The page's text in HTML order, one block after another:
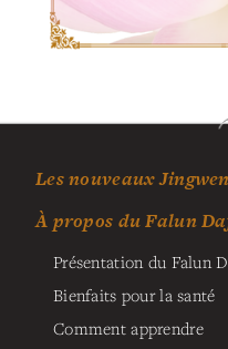
Les nouveaux
À propos du Falun
Présentation du Falun
Bienfaits pour la santé
Comment apprendre